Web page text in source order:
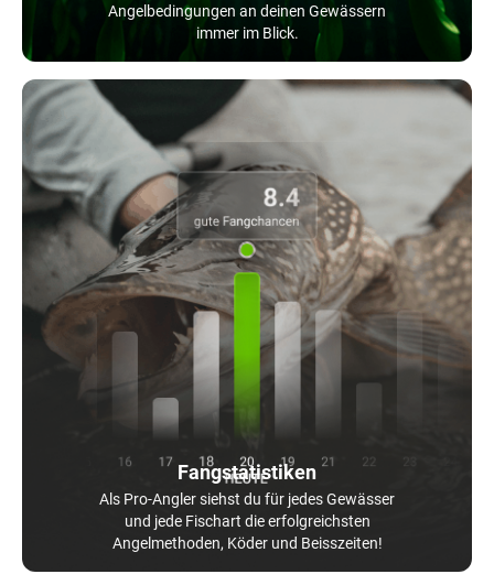
Angelbedingungen an deinen Gewässern
immer im Blick.
Fangstatistiken
Als Pro-Angler siehst du für jedes Gewässer
und jede Fischart die erfolgreichsten
Angelmethoden, Köder und Beisszeiten!